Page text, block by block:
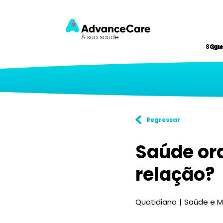
Regressar
Saúde
relação?
Quotidiano Saúde e